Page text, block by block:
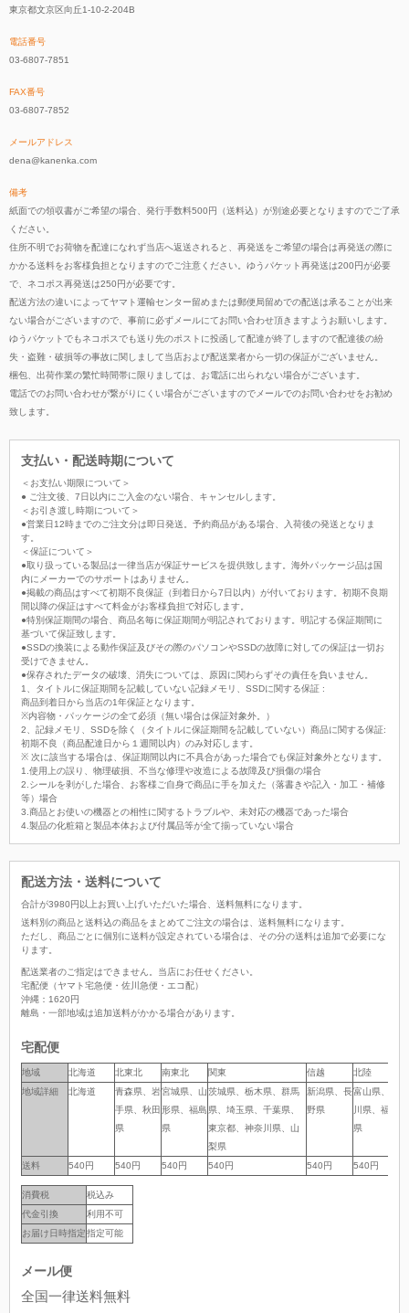
東京都文京区向丘1-10-2-204B
電話番号
03-6807-7851
FAX番号
03-6807-7852
メールアドレス
dena@kanenka.com
備考
紙面での領収書がご希望の場合、発行手数料500円（送料込）が別途必要となりますのでご了承
ください。
住所不明でお荷物を配達になれず当店へ返送されると、再発送をご希望の場合は再発送の際に
かかる送料をお客様負担となりますのでご注意ください。ゆうパケット再発送は200円が必要
で、ネコポス再発送は250円が必要です。
配送方法の違いによってヤマト運輸センター留めまたは郵便局留めでの配送は承ることが出来
ない場合がございますので、事前に必ずメールにてお問い合わせ頂きますようお願いします。
ゆうパケットでもネコポスでも送り先のポストに投函して配達が終了しますので配達後の紛
失・盗難・破損等の事故に関しまして当店および配送業者から一切の保証がございません。
梱包、出荷作業の繁忙時間帯に限りましては、お電話に出られない場合がございます。
電話でのお問い合わせが繋がりにくい場合がございますのでメールでのお問い合わせをお勧め
致します。
支払い・配送時期について
＜お支払い期限について＞
● ご注文後、7日以内にご入金のない場合、キャンセルします。
＜お引き渡し時期について＞
●営業日12時までのご注文分は即日発送。予約商品がある場合、入荷後の発送となりま
す。
＜保証について＞
●取り扱っている製品は一律当店が保証サービスを提供致します。海外パッケージ品は国
内にメーカーでのサポートはありません。
●掲載の商品はすべて初期不良保証（到着日から7日以内）が付いております。初期不良期
間以降の保証はすべて料金がお客様負担で対応します。
●特別保証期間の場合、商品名毎に保証期間が明記されております。明記する保証期間に
基づいて保証致します。
●SSDの換装による動作保証及びその際のパソコンやSSDの故障に対しての保証は一切お
受けできません。
●保存されたデータの破壊、消失については、原因に関わらずその責任を負いません。
1、タイトルに保証期間を記載していない記録メモリ、SSDに関する保証 :
商品到着日から当店の1年保証となります。
※内容物・パッケージの全て必須（無い場合は保証対象外。）
2、記録メモリ、SSDを除く（タイトルに保証期間を記載していない）商品に関する保証:
初期不良（商品配達日から１週間以内）のみ対応します。
※ 次に該当する場合は、保証期間以内に不具合があった場合でも保証対象外となります。
1.使用上の誤り、物理破損、不当な修理や改造による故障及び損傷の場合
2.シールを剥がした場合、お客様ご自身で商品に手を加えた（落書きや記入・加工・補修
等）場合
3.商品とお使いの機器との相性に関するトラブルや、未対応の機器であった場合
4.製品の化粧箱と製品本体および付属品等が全て揃っていない場合
配送方法・送料について
合計が3980円以上お買い上げいただいた場合、 送料無料になります。
送料別の商品と送料込の商品をまとめてご注文の場合は、送料無料になります。
ただし、商品ごとに個別に送料が設定されている場合は、その分の送料は追加で必要にな
ります。
配送業者のご指定はできません。当店にお任せください。
宅配便（ヤマト宅急便・佐川急便・エコ配）
沖縄：1620円
離島・一部地域は追加送料がかかる場合があります。
宅配便
地域 北海道 北東北 南東北 関東 信越 北陸
地域詳細
北海道
青森県、岩
手県、秋田
県
宮城県、山
形県、福島
県
茨城県、栃木県、群馬
県、埼玉県、千葉県、
東京都、神奈川県、山
梨県
新潟県、長
野県
富山県、石
川県、福井
県
送料 540円 540円 540円 540円 540円 540円
地域
地域詳細
送料
消費税
税込み
代金引換
利用不可
お届け日時指定指定可能
メール便
全国一律送料無料